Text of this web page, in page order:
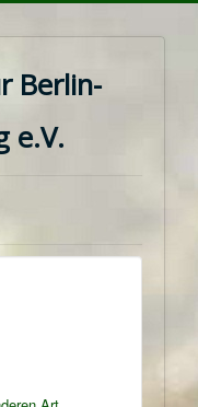
Berlin-
e.V.